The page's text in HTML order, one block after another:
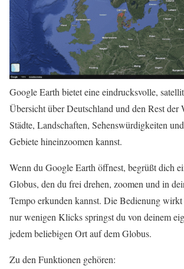
Google Earth bietet eine eindrucksvolle,
Übersicht über Deutschland und den Rest der
Städte, Landschaften, Sehenswürdigkeiten
Gebiete hineinzoomen kannst.
Wenn du Google Earth öffnest, begrüßt dich
Globus, den du frei drehen, zoomen und in
Tempo erkunden kannst. Die Bedienung
nur wenigen Klicks springst du von deinem
jedem beliebigen Ort auf dem Globus.
Zu den Funktionen gehören: